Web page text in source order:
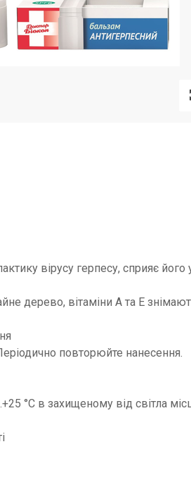
вірусу герпесу, сприяє
дерево, вітаміни А та Е
повторюйте нанесення.
°С в захищеному від світла